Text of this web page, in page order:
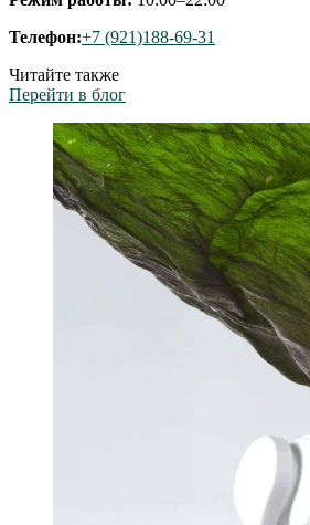
Телефон:+7 (921)188-69-31
Читайте также
Перейти в блог